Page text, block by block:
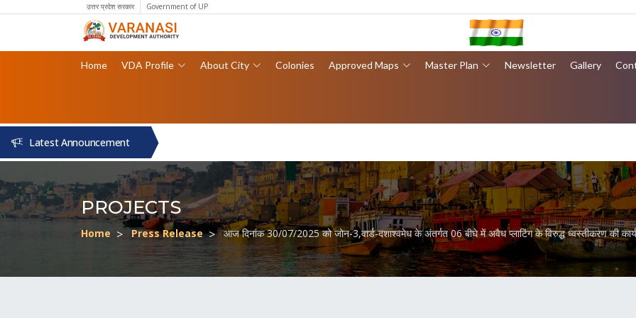
उत्तर प्रदेश सरकार Government of UP
Home VDA Profile About City Colonies Approved Maps Master Plan Newsletter Gallery
Latest Announcement
PROJECTS
Home Press Release आज दिनांक 30/07/2025 को जोन-3,वार्ड-दशाश्वमेध के अंतर्गत 06 बीघे में अवैध प्लाटिंग के विरुद्ध ध्वस्तीकरण की